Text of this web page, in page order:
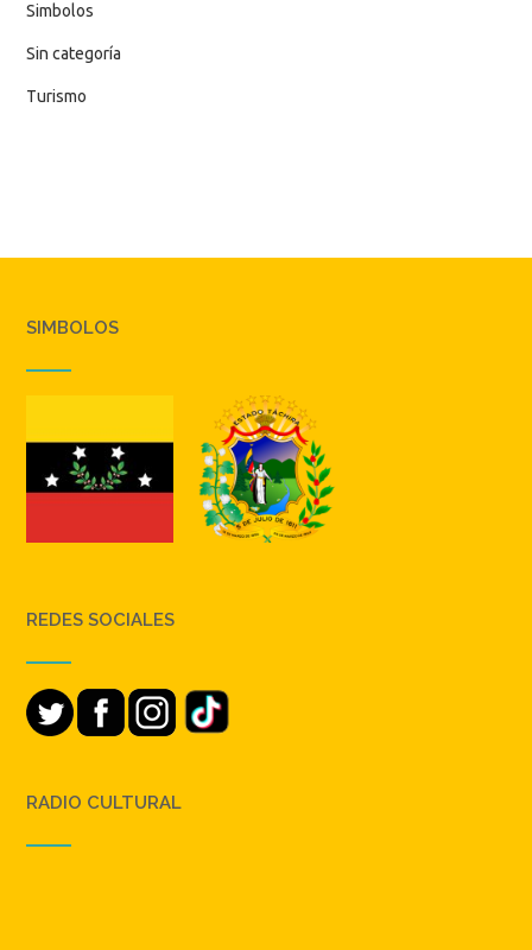
Simbolos
Sin categoría
Turismo
SIMBOLOS
REDES SOCIALES
RADIO CULTURAL